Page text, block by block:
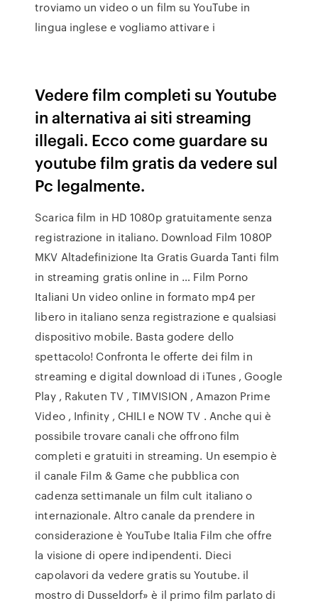
troviamo un video o un film su YouTube in
lingua inglese e vogliamo attivare i
Vedere film completi su Youtube
in alternativa ai siti streaming
illegali. Ecco come guardare su
youtube film gratis da vedere sul
Pc legalmente.
Scarica film in HD 1080p gratuitamente senza
registrazione in italiano. Download Film 1080P
MKV Altadefinizione Ita Gratis Guarda Tanti film
in streaming gratis online in … Film Porno
Italiani Un video online in formato mp4 per
libero in italiano senza registrazione e qualsiasi
dispositivo mobile. Basta godere dello
spettacolo! Confronta le offerte dei film in
streaming e digital download di iTunes , Google
Play , Rakuten TV , TIMVISION , Amazon Prime
Video , Infinity , CHILI e NOW TV . Anche qui è
possibile trovare canali che offrono film
completi e gratuiti in streaming. Un esempio è
il canale Film & Game che pubblica con
cadenza settimanale un film cult italiano o
internazionale. Altro canale da prendere in
considerazione è YouTube Italia Film che offre
la visione di opere indipendenti. Dieci
capolavori da vedere gratis su Youtube. il
mostro di Dusseldorf» è il primo film parlato di